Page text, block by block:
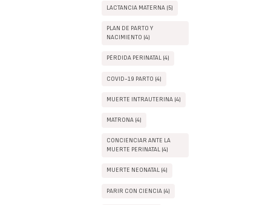
LACTANCIA MATERNA (5)
PLAN DE PARTO Y
NACIMIENTO (4)
PÉRDIDA PERINATAL (4)
COVID-19 PARTO (4)
MUERTE INTRAUTERINA (4)
MATRONA (4)
CONCIENCIAR ANTE LA
MUERTE PERINATAL (4)
MUERTE NEONATAL (4)
PARIR CON CIENCIA (4)